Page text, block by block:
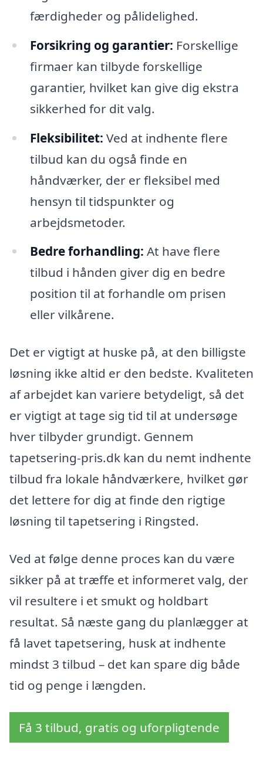
færdigheder og pålidelighed.
Forsikring og garantier: Forskellige
firmaer kan tilbyde forskellige
garantier, hvilket kan give dig ekstra
sikkerhed for dit valg.
Fleksibilitet: Ved at indhente flere
tilbud kan du også finde en
håndværker, der er fleksibel med
hensyn til tidspunkter og
arbejdsmetoder.
Bedre forhandling: At have flere
tilbud i hånden giver dig en bedre
position til at forhandle om prisen
eller vilkårene.
Det er vigtigt at huske på, at den billigste
løsning ikke altid er den bedste. Kvaliteten
af arbejdet kan variere betydeligt, så det
er vigtigt at tage sig tid til at undersøge
hver tilbyder grundigt. Gennem
tapetsering-pris.dk kan du nemt indhente
tilbud fra lokale håndværkere, hvilket gør
det lettere for dig at finde den rigtige
løsning til tapetsering i Ringsted.
Ved at følge denne proces kan du være
sikker på at træffe et informeret valg, der
vil resultere i et smukt og holdbart
resultat. Så næste gang du planlægger at
få lavet tapetsering, husk at indhente
mindst 3 tilbud – det kan spare dig både
tid og penge i længden.
Få 3 tilbud, gratis og uforpligtende